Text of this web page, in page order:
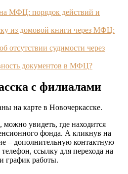
МФЦ: порядок действий и
из домовой книги через МФЦ:
отсутствии судимости через
документов в МФЦ?
с филиалами
на карте в Новочеркасске.
увидеть, где находится
фонда. А кликнув на
– дополнительную контактную
ссылку для перехода на
график работы.